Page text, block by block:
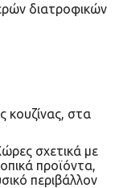
διατροφικών
κουζίνας, στα
σχετικά με
προϊόντα,
περιβάλλον